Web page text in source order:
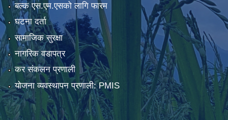
बल्क एस.एम.एसको लागि फारम
घटना दर्ता
सामाजिक सुरक्षा
नागरिक वडापत्र
कर संकलन प्रणाली
योजना व्यवस्थापन प्रणाली: PMIS